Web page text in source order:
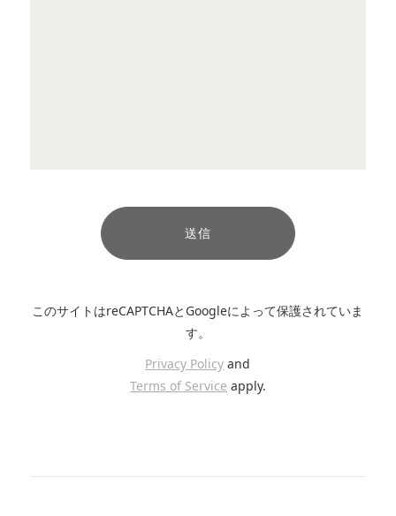
このサイトはreCAPTCHAとGoogleによって保護されていま
す。
Privacy Policy and
Terms of Service apply.